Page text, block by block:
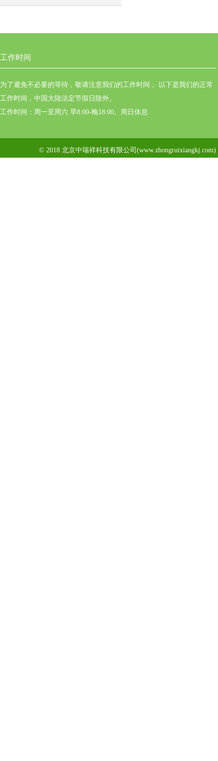
工作时间
为了避免不必要的等待，敬请注意我们的工作时间 。以下是我们的正常
工作时间，中国大陆法定节假日除外。
工作时间：周一至周六 早8:00-晚18:00。周日休息
© 2018 北京中瑞祥科技有限公司